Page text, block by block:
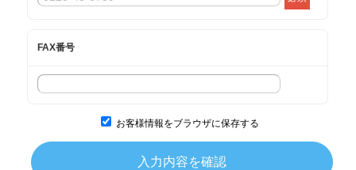
FAX番号
お客様情報をブラウザに保存する
入力内容を確認